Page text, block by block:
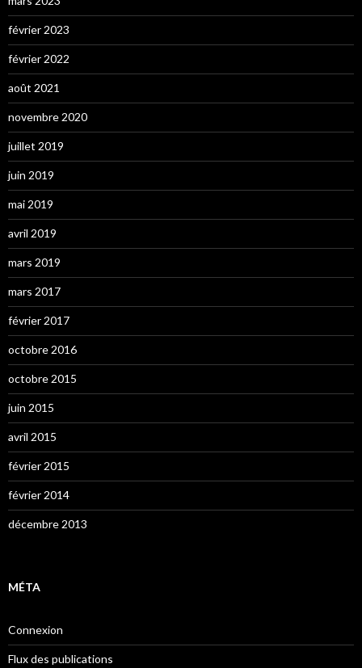
février 2023
février 2022
août 2021
novembre 2020
juillet 2019
juin 2019
mai 2019
avril 2019
mars 2019
mars 2017
février 2017
octobre 2016
octobre 2015
juin 2015
avril 2015
février 2015
février 2014
décembre 2013
MÉTA
Connexion
Flux des publications